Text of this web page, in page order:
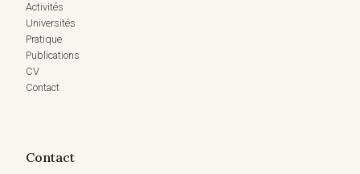
Activités
Universités
Pratique
Publications
CV
Contact
Contact